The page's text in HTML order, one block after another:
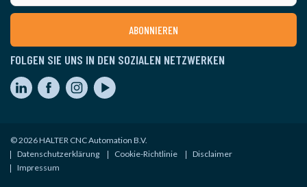
FOLGEN SIE UNS IN DEN SOZIALEN NETZWERKEN
© 2026 HALTER CNC Automation B.V.
Datenschutzerklärung
Cookie-Richtlinie
Disclaimer
Impressum